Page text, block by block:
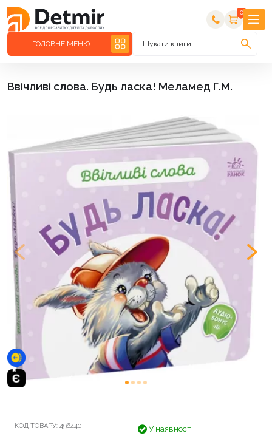
0
ГОЛОВНЕ МЕНЮ Шукати книги
Ввічливі слова. Будь ласка! Меламед Г.М.
КОД ТОВАРУ: 496440 У наявності